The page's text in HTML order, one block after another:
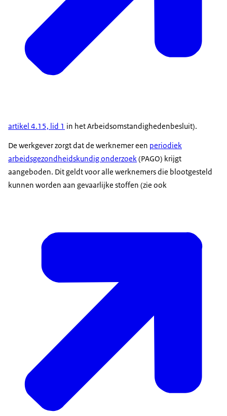
artikel 4.15, lid 1 in het Arbeidsomstandighedenbesluit).
De werkgever zorgt dat de werknemer een periodiek
arbeidsgezondheidskundig onderzoek(PAGO) krijgt
aangeboden. Dit geldt voor alle werknemers die blootgesteld
kunnen worden aan gevaarlijke stoffen (zie ook